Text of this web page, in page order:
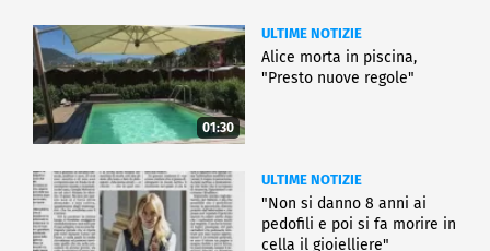
01:30
ULTIME NOTIZIE
Alice morta in piscina,
"Presto nuove regole"
ULTIME NOTIZIE
"Non si danno 8 anni ai
pedofili e poi si fa morire in
cella il gioielliere"